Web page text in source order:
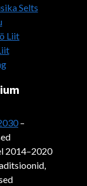
Selts
Liit
–
2014–2020